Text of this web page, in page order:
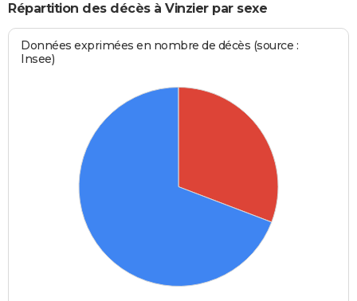
Répartition des décès à Vinzier par sexe
Données exprimées en nombre de décès (source :
Insee)